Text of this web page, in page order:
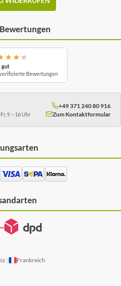
★ ★ ★
gut
Bewertungen
9 – 16 Uhr
+49 371 240 80 916
Zum Kontaktformular
| Frankreich